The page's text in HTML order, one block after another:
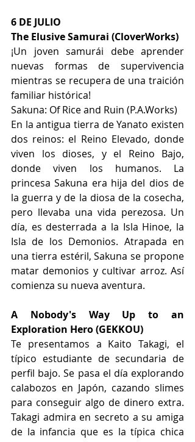
6 DE JULIO
The Elusive Samurai (CloverWorks)
¡Un joven samurái debe aprender
nuevas formas de supervivencia
mientras se recupera de una traición
familiar histórica!
Sakuna: Of Rice and Ruin (P.A.Works)
En la antigua tierra de Yanato existen
dos reinos: el Reino Elevado, donde
viven los dioses, y el Reino Bajo,
donde viven los humanos. La
princesa Sakuna era hija del dios de
la guerra y de la diosa de la cosecha,
pero llevaba una vida perezosa. Un
día, es desterrada a la Isla Hinoe, la
Isla de los Demonios. Atrapada en
una tierra estéril, Sakuna se propone
matar demonios y cultivar arroz. Así
comienza su nueva aventura.
A Nobody's Way Up to an
Exploration Hero (GEKKOU)
Te presentamos a Kaito Takagi, el
típico estudiante de secundaria de
perfil bajo. Se pasa el día explorando
calabozos en Japón, cazando slimes
para conseguir algo de dinero extra.
Takagi admira en secreto a su amiga
de la infancia que es la típica chica